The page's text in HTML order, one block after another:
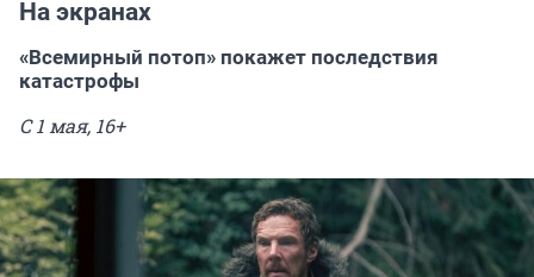
На экранах
«Всемирный потоп» покажет последствия
катастрофы
С 1 мая, 16+